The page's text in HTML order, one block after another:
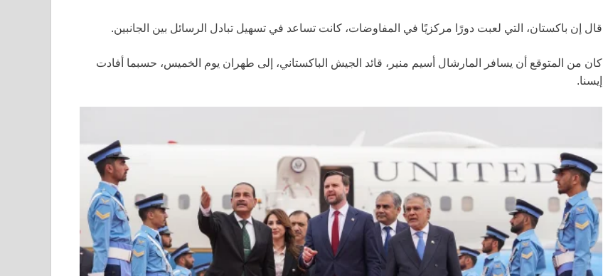
قال إن باكستان، التي لعبت دورًا مركزيًا في المفاوضات، كانت تساعد في تسهيل تبادل الرسائل بين الجانبين.
كان من المتوقع أن يسافر المارشال أسيم منير، قائد الجيش الباكستاني، إلى طهران يوم الخميس، حسبما أفادت
إيسنا.